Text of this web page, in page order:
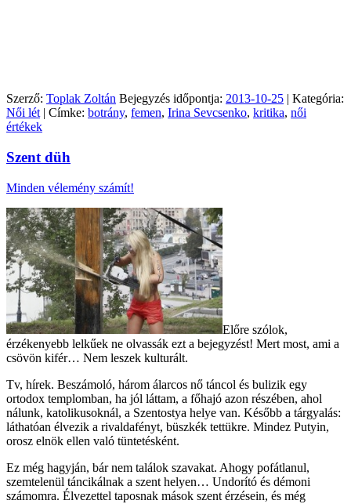
Szerző: Toplak Zoltán Bejegyzés időpontja: 2013-10-25 | Kategória:
Női lét | Címke: botrány, femen, Irina Sevcsenko, kritika, női
értékek
Szent düh
Minden vélemény számít!
Előre szólok,
érzékenyebb lelkűek ne olvassák ezt a bejegyzést! Mert most, ami a
csövön kifér… Nem leszek kulturált.
Tv, hírek. Beszámoló, három álarcos nő táncol és bulizik egy
ortodox templomban, ha jól láttam, a főhajó azon részében, ahol
nálunk, katolikusoknál, a Szentostya helye van. Később a tárgyalás:
láthatóan élvezik a rivaldafényt, büszkék tettükre. Mindez Putyin,
orosz elnök ellen való tüntetésként.
Ez még hagyján, bár nem találok szavakat. Ahogy pofátlanul,
szemtelenül táncikálnak a szent helyen… Undorító és démoni
számomra. Élvezettel taposnak mások szent érzésein, és még